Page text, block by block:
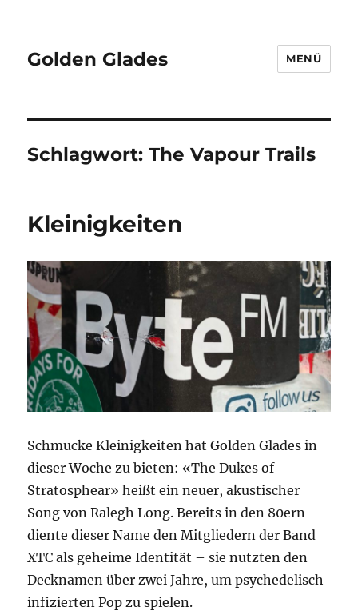
Golden Glades MENÜ
Schlagwort:The Vapour Trails
Kleinigkeiten
Schmucke Kleinigkeiten hat Golden Glades in
dieser Woche zu bieten: «The Dukes of
Stratosphear» heißt ein neuer, akustischer
Song von Ralegh Long. Bereits in den 80ern
diente dieser Name den Mitgliedern der Band
XTC als geheime Identität – sie nutzten den
Decknamen über zwei Jahre, um psychedelisch
infizierten Pop zu spielen.